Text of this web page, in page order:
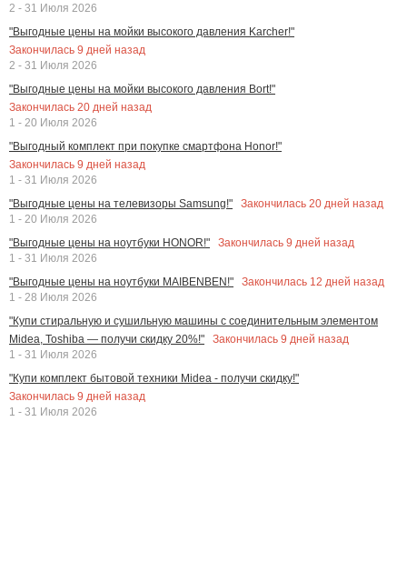
2 - 31 Июля 2026
"Выгодные цены на мойки высокого давления Karcher!"
Закончилась 9 дней назад
2 - 31 Июля 2026
"Выгодные цены на мойки высокого давления Bort!"
Закончилась 20 дней назад
1 - 20 Июля 2026
"Выгодный комплект при покупке смартфона Honor!"
Закончилась 9 дней назад
1 - 31 Июля 2026
"Выгодные цены на телевизоры Samsung!"
Закончилась 20 дней назад
1 - 20 Июля 2026
"Выгодные цены на ноутбуки HONOR!"
Закончилась 9 дней назад
1 - 31 Июля 2026
"Выгодные цены на ноутбуки MAIBENBEN!"
Закончилась 12 дней назад
1 - 28 Июля 2026
"Купи стиральную и сушильную машины с соединительным элементом
Midea, Toshiba — получи скидку 20%!"
Закончилась 9 дней назад
1 - 31 Июля 2026
"Купи комплект бытовой техники Midea - получи скидку!"
Закончилась 9 дней назад
1 - 31 Июля 2026